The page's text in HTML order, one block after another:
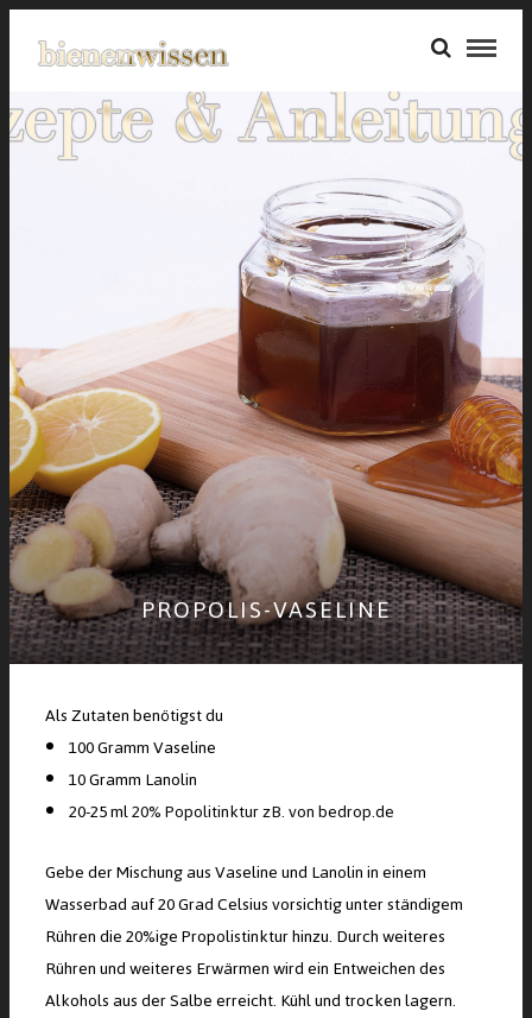
PROPOLIS-VASELINE
Als Zutaten benötigst du
100 Gramm Vaseline
10 Gramm Lanolin
20-25 ml20% Popolitinktur zB. von bedrop.de
Gebe der Mischung aus Vaseline und Lanolin in einem
Wasserbad auf 20 Grad Celsius vorsichtig unter ständigem
Rühren die 20%ige Propolistinktur hinzu. Durch weiteres
Rühren und weiteres Erwärmen wird ein Entweichen des
Alkohols aus der Salbe erreicht. Kühl und trocken lagern.